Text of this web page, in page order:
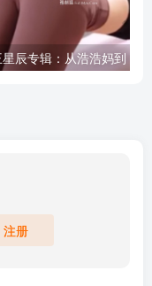
注册